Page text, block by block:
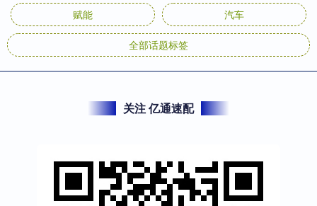
赋能 汽车
全部话题标签
关注 亿通速配